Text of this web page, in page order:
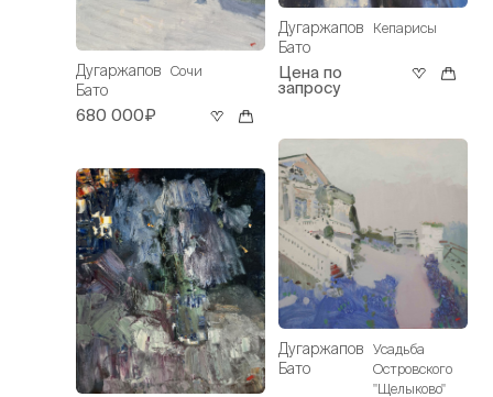
Дугаржапов
Бато
Сочи
680 000₽
Дугаржапов
Бато
Кепарисы
Цена по
запросу
Дугаржапов
Бато
Усадьба
Островского
"Щелыково"